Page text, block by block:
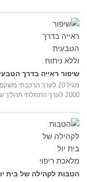
שיפור ראייה בדרך
2000 לערך התחלתי תהליך של הורדת משקפיים. תהליך
הטבות לקהילה של בית